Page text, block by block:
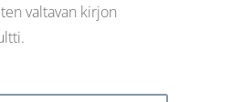
valtavan kirjon